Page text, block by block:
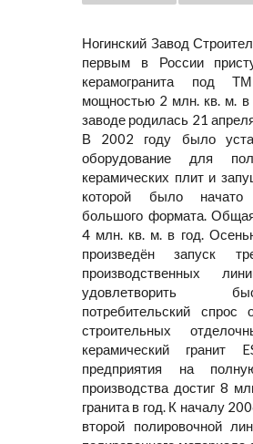
Ногинский Завод
первым в России
керамогранита под
мощностью 2 млн. кв. м. в
заводе родилась 21
В 2002 году было
оборудование для
керамических плит и
которой было начато
большого формата.
4 млн. кв. м. в год.
произведён запуск
производственных
удовлетворить
потребительский спрос
строительных
керамический гранит
предприятия на
производства достиг 8
гранита в год. К началу
второй полировочной